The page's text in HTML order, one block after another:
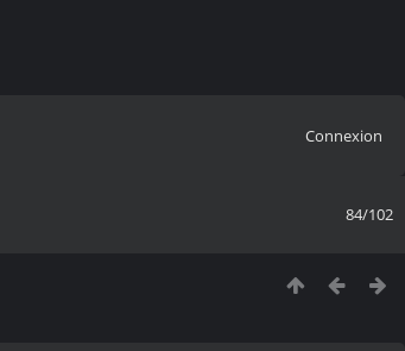
Connexion
84/102